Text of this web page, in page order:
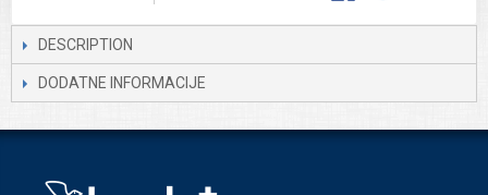
DESCRIPTION
DODATNE INFORMACIJE